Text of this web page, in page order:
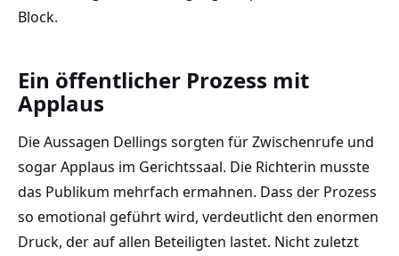
Block.
Ein öffentlicher Prozess mit
Applaus
Die Aussagen Dellings sorgten für Zwischenrufe und
sogar Applaus im Gerichtssaal. Die Richterin musste
das Publikum mehrfach ermahnen. Dass der Prozess
so emotional geführt wird, verdeutlicht den enormen
Druck, der auf allen Beteiligten lastet. Nicht zuletzt